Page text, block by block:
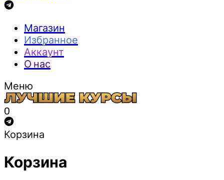
Магазин
Избранное
Аккаунт
О нас
Меню
0
Корзина
Корзина